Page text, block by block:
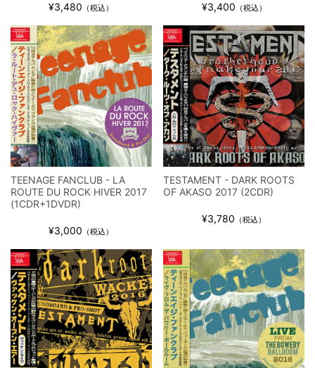
¥3,480 （税込） ¥3,400 （税込）
TEENAGE FANCLUB - LA
ROUTE DU ROCK HIVER 2017
(1CDR+1DVDR)
¥3,000 （税込）
TESTAMENT - DARK ROOTS
OF AKASO 2017 (2CDR)
¥3,780 （税込）